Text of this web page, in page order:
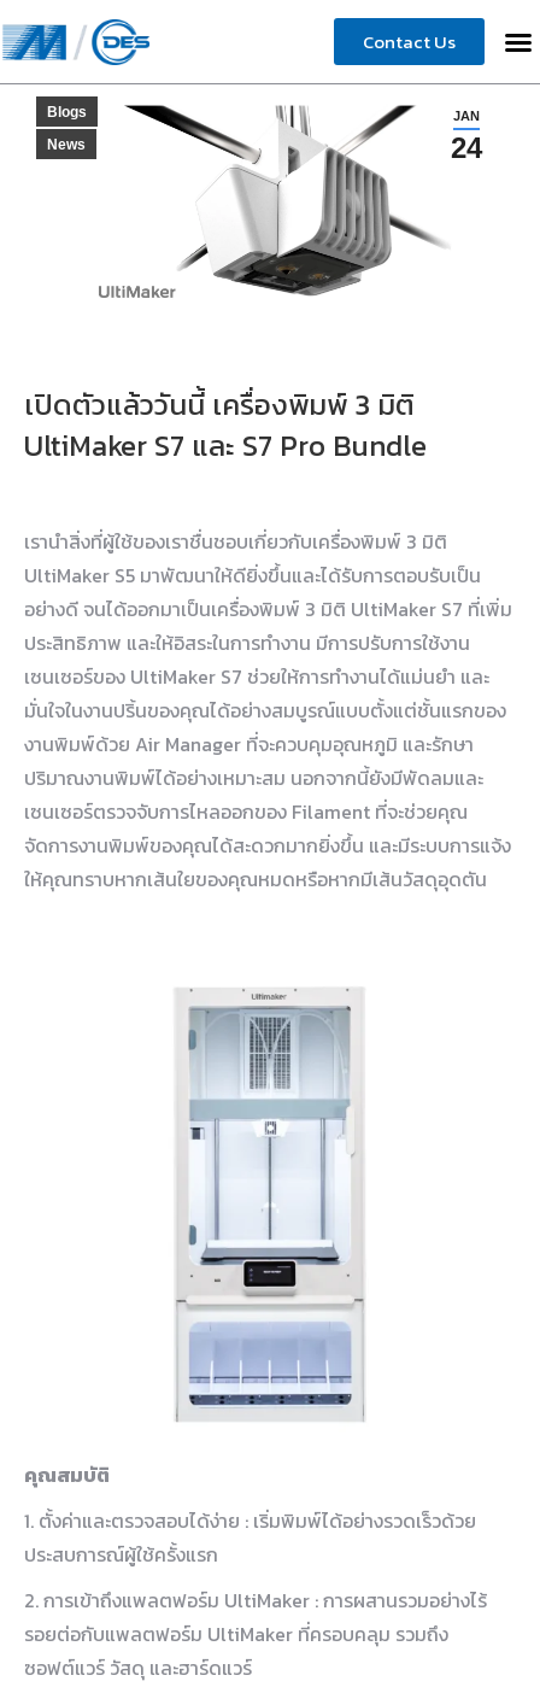
Contact Us
JAN
24
Blogs
News
เปิดตัวแล้ววันนี้ เครื่องพิมพ์ 3 มิติ
UltiMaker S7 และ S7 Pro Bundle
เรานำสิ่งที่ผู้ใช้ของเราชื่นชอบเกี่ยวกับเครื่องพิมพ์ 3 มิติ
UltiMaker S5 มาพัฒนาให้ดียิ่งขึ้นและได้รับการตอบรับเป็น
อย่างดี จนได้ออกมาเป็นเครื่องพิมพ์ 3 มิติ UltiMaker S7 ที่เพิ่ม
ประสิทธิภาพ และให้อิสระในการทำงาน มีการปรับการใช้งาน
เซนเซอร์ของ UltiMaker S7 ช่วยให้การทำงานได้แม่นยำ และ
มั่นใจในงานปริ้นของคุณได้อย่างสมบูรณ์แบบตั้งแต่ชั้นแรกของ
งานพิมพ์ด้วย Air Manager ที่จะควบคุมอุณหภูมิ และรักษา
ปริมาณงานพิมพ์ได้อย่างเหมาะสม นอกจากนี้ยังมีพัดลมและ
เซนเซอร์ตรวจจับการไหลออกของ Filament ที่จะช่วยคุณ
จัดการงานพิมพ์ของคุณได้สะดวกมากยิ่งขึ้น และมีระบบการแจ้ง
ให้คุณทราบหากเส้นใยของคุณหมดหรือหากมีเส้นวัสดุอุดตัน
คุณสมบัติ
1. ตั้งค่าและตรวจสอบได้ง่าย : เริ่มพิมพ์ได้อย่างรวดเร็วด้วย
ประสบการณ์ผู้ใช้ครั้งแรก
2. การเข้าถึงแพลตฟอร์ม UltiMaker : การผสานรวมอย่างไร้
รอยต่อกับแพลตฟอร์ม UltiMaker ที่ครอบคลุม รวมถึง
ซอฟต์แวร์ วัสดุ และฮาร์ดแวร์